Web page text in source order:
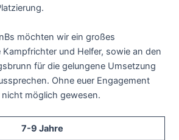
möchten wir ein großes
Kampfrichter und Helfer, sowie an den
für die gelungene Umsetzung
Ohne euer Engagement
nicht möglich gewesen.
7-9 Jahre